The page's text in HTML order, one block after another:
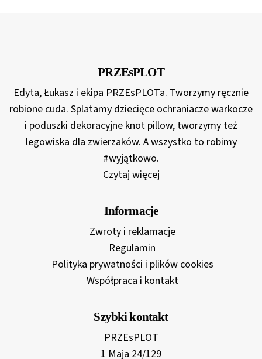
PRZEsPLOT
Edyta, Łukasz i ekipa PRZEsPLOTa. Tworzymy ręcznie
robione cuda. Splatamy dziecięce ochraniacze warkocze
i poduszki dekoracyjne knot pillow, tworzymy też
legowiska dla zwierzaków. A wszystko to robimy
#wyjątkowo.
Czytaj więcej
Informacje
Zwroty i reklamacje
Regulamin
Polityka prywatności i plików cookies
Współpraca i kontakt
Szybki kontakt
PRZEsPLOT
1 Maja 24/129